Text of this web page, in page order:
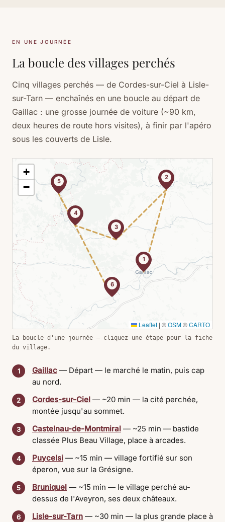
EN UNE JOURNÉE
La boucle des villages perchés
Cinq villages perchés — de Cordes-sur-Ciel à Lisle-
sur-Tarn — enchaînés en une boucle au départ de
Gaillac : une grosse journée de voiture (~90 km,
deux heures de route hors visites), à finir par l'apéro
sous les couverts de Lisle.
1
2
3
4
5
6
+
−
Leaflet | ©OSM©CARTO
La boucle d'une journée — cliquez une étape pour la fiche
du village.
1 Gaillac — Départ — le marché le matin, puis cap
au nord.
2 Cordes-sur-Ciel — ~20 min — la cité perchée,
montée jusqu'au sommet.
3 Castelnau-de-Montmiral — ~25 min — bastide
classée Plus Beau Village, place à arcades.
4 Puycelsi — ~15 min — village fortifié sur son
éperon, vue sur la Grésigne.
5 Bruniquel — ~15 min — le village perché au-
dessus de l'Aveyron, ses deux châteaux.
6 Lisle-sur-Tarn — ~30 min — la plus grande place à